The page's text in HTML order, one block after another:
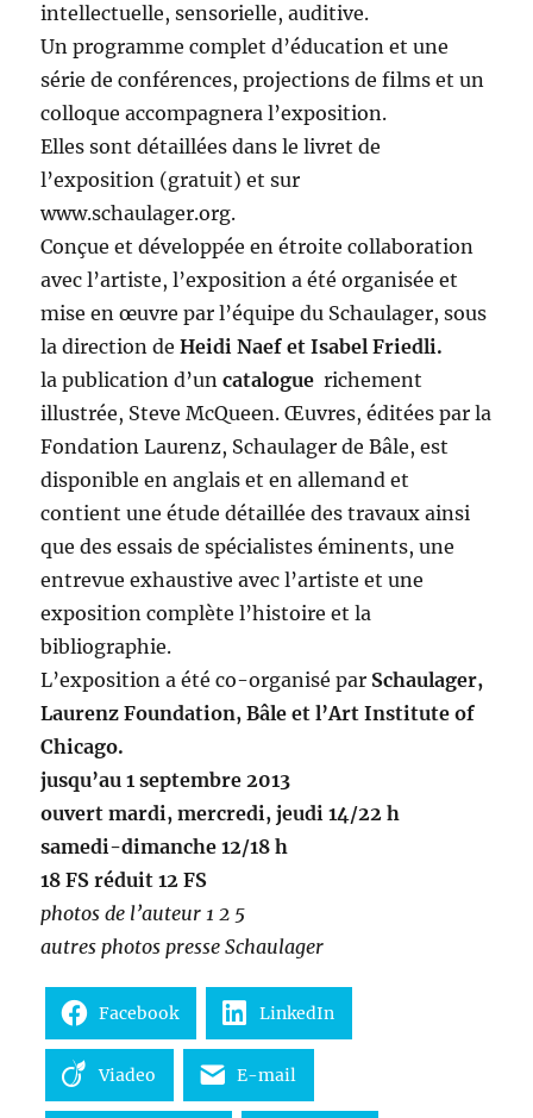
intellectuelle, sensorielle, auditive.
Un programme complet d’éducation et une
série de conférences, projections de films et un
colloque accompagnera l’exposition.
Elles sont détaillées dans le livret de
l’exposition (gratuit) et sur
www.schaulager.org.
Conçue et développée en étroite collaboration
avec l’artiste, l’exposition a été organisée et
mise en œuvre par l’équipe du Schaulager, sous
la direction deHeidi Naef et Isabel Friedli.
la publication d’uncatalogue richement
illustrée, Steve McQueen. Œuvres, éditées par la
Fondation Laurenz, Schaulager de Bâle, est
disponible en anglais et en allemand et
contient une étude détaillée des travaux ainsi
que des essais de spécialistes éminents, une
entrevue exhaustive avec l’artiste et une
exposition complète l’histoire et la
bibliographie.
L’exposition a été co-organisé par Schaulager,
Laurenz Foundation, Bâle et l’Art Institute of
Chicago.
jusqu’au 1 septembre 2013
ouvert mardi, mercredi, jeudi 14/22 h
samedi-dimanche 12/18 h
18 FS réduit 12 FS
photos de l’auteur 1 2 5
autres photos presse Schaulager
Facebook LinkedIn
Viadeo E-mail